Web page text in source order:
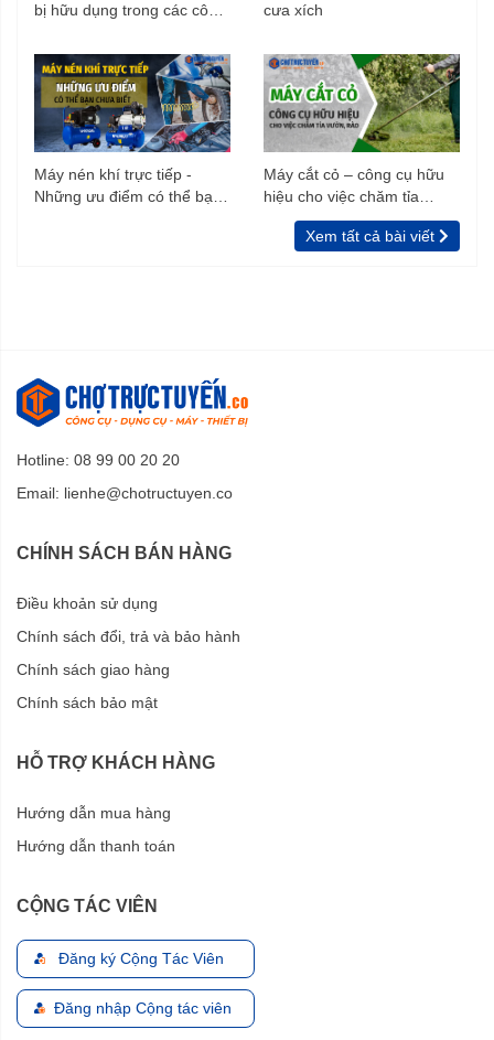
bị hữu dụng trong các công
cưa xích
Máy nén khí trực tiếp -
Những ưu điểm có thể bạn
Máy cắt cỏ – công cụ hữu
hiệu cho việc chăm tỉa
vườn, rào
Xem tất cả bài viết
Hotline: 08 99 00 20 20
Email: lienhe@chotructuyen.co
CHÍNH SÁCH BÁN HÀNG
Điều khoản sử dụng
Chính sách đổi, trả và bảo hành
Chính sách giao hàng
Chính sách bảo mật
HỖ TRỢ KHÁCH HÀNG
Hướng dẫn mua hàng
Hướng dẫn thanh toán
CỘNG TÁC VIÊN
Đăng ký Cộng Tác Viên
Đăng nhập Cộng tác viên